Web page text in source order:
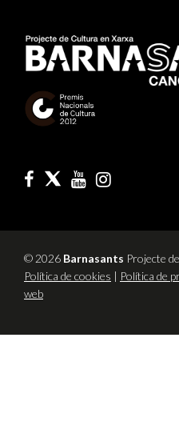
© 2026 Barnasants Projecte
Política de cookies | Política de
web